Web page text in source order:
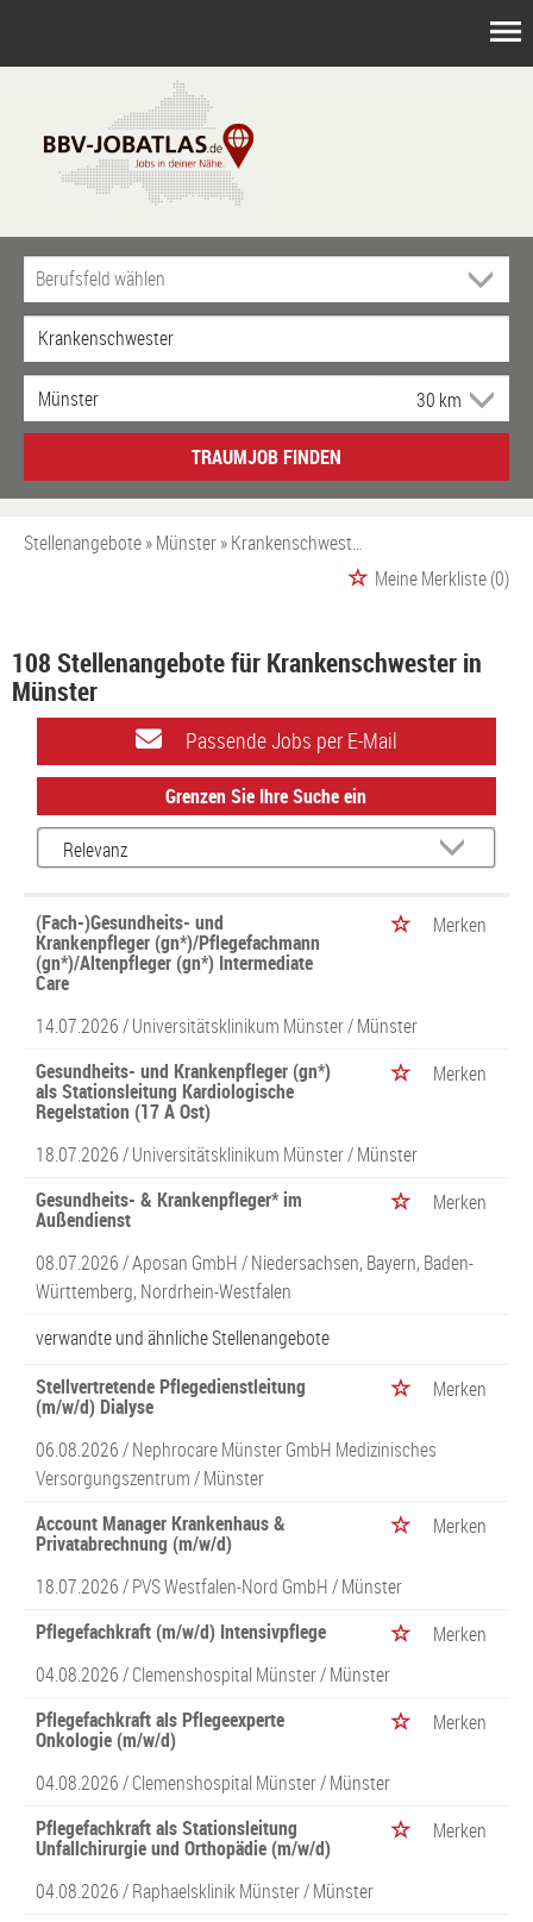
TRAUMJOB FINDEN
Stellenangebote Münster Krankenschwester
Meine Merkliste(0)
108 Stellenangebote für Krankenschwester in
Münster
Passende Jobs per E-Mail
Grenzen Sie Ihre Suche ein
(Fach-)Gesundheits- und
Krankenpfleger (gn*)/Pflegefachmann
(gn*)/Altenpfleger (gn*) Intermediate
Care
Merken
14.07.2026 /Universitätsklinikum Münster/ Münster
Gesundheits- und Krankenpfleger (gn*)
als Stationsleitung Kardiologische
Regelstation (17 A Ost)
Merken
18.07.2026 /Universitätsklinikum Münster/ Münster
Gesundheits- & Krankenpfleger* im
Außendienst
Merken
08.07.2026 /Aposan GmbH/ Niedersachsen, Bayern, Baden-
Württemberg, Nordrhein-Westfalen
verwandte und ähnliche Stellenangebote
Stellvertretende Pflegedienstleitung
(m/w/d) Dialyse
Merken
06.08.2026 /Nephrocare Münster GmbH Medizinisches
Versorgungszentrum/ Münster
Account Manager Krankenhaus &
Privatabrechnung (m/w/d)
Merken
18.07.2026 /PVS Westfalen-Nord GmbH/ Münster
Pflegefachkraft (m/w/d) Intensivpflege
Merken
04.08.2026 /Clemenshospital Münster/ Münster
Pflegefachkraft als Pflegeexperte
Onkologie (m/w/d)
Merken
04.08.2026 /Clemenshospital Münster/ Münster
Pflegefachkraft als Stationsleitung
Unfallchirurgie und Orthopädie (m/w/d)
Merken
04.08.2026 /Raphaelsklinik Münster/ Münster